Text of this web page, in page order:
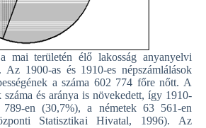
mai területén élő lakosság anyanyelvi
Az 1900-as és 1910-es népszámlálások
a száma 602 774 főre nőtt. A
száma és aránya is növekedett, így 1910-
en (30,7%), a németek 63 561-en
Statisztikai Hivatal, 1996). Az